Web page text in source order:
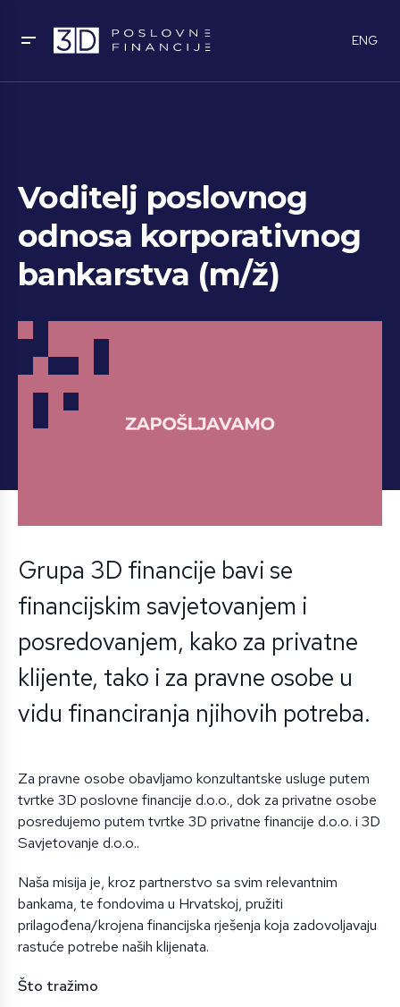
ENG
Voditelj poslovnog
odnosa korporativnog
bankarstva (m/ž)
Grupa 3D financije bavi se
financijskim savjetovanjem i
posredovanjem, kako za privatne
klijente, tako i za pravne osobe u
vidu financiranja njihovih potreba.
Za pravne osobe obavljamo konzultantske usluge putem
tvrtke 3D poslovne financije d.o.o., dok za privatne osobe
posredujemo putem tvrtke 3D privatne financije d.o.o. i 3D
Savjetovanje d.o.o..
Naša misija je, kroz partnerstvo sa svim relevantnim
bankama, te fondovima u Hrvatskoj, pružiti
prilagođena/krojena financijska rješenja koja zadovoljavaju
rastuće potrebe naših klijenata.
Što tražimo